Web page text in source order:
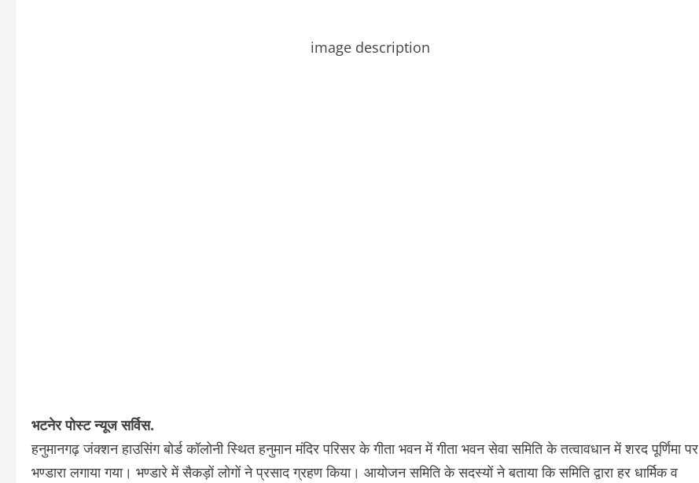
image description
भटनेर पोस्ट न्यूज सर्विस.
हनुमानगढ़ जंक्शन हाउसिंग बोर्ड कॉलोनी स्थित हनुमान मंदिर परिसर के गीता भवन में गीता भवन सेवा समिति के तत्वावधान में शरद पूर्णिमा पर
भण्डारा लगाया गया। भण्डारे में सैकड़ों लोगों ने प्रसाद ग्रहण किया। आयोजन समिति के सदस्यों ने बताया कि समिति द्वारा हर धार्मिक व